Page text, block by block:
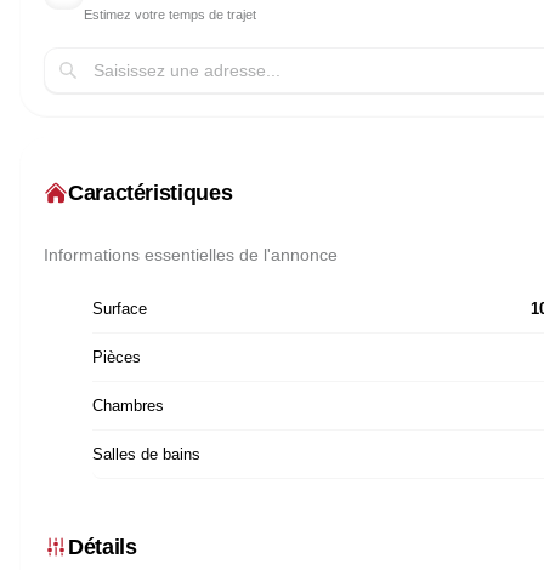
Estimez votre temps de trajet
Caractéristiques
Informations essentielles de l'annonce
Surface
Pièces
Chambres
Salles de bains
Détails